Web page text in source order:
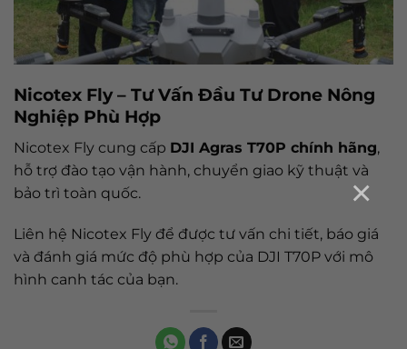
×
Nicotex Fly – Tư Vấn Đầu Tư Drone Nông
Nghiệp Phù Hợp
Nicotex Fly cung cấp DJI Agras T70P chính hãng,
hỗ trợ đào tạo vận hành, chuyển giao kỹ thuật và
bảo trì toàn quốc.
Liên hệ Nicotex Fly để được tư vấn chi tiết, báo giá
và đánh giá mức độ phù hợp của DJI T70P với mô
hình canh tác của bạn.